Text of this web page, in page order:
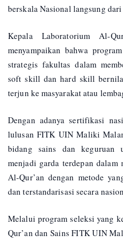
berskala Nasional langsung
Kepala Laboratorium Al-
menyampaikan bahwa
strategis fakultas dalam
soft skill dan hard skill
terjun ke masyarakat atau
Dengan adanya sertifikasi
lulusan FITK UIN Maliki
bidang sains dan keguruan
menjadi garda terdepan dalam
Al-Qur’an dengan metode
dan terstandarisasi secara
Melalui program seleksi yang
Qur’an dan Sains FITK UIN